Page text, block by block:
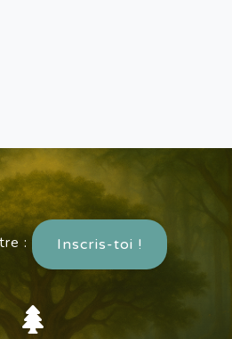
: Inscris-toi !